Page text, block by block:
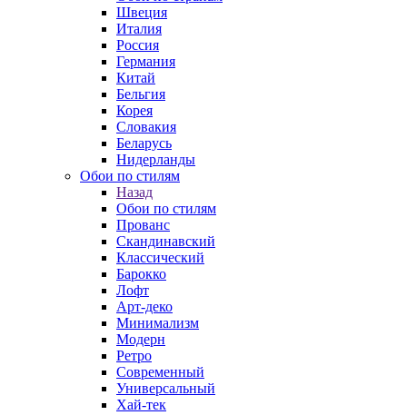
Швеция
Италия
Россия
Германия
Китай
Бельгия
Корея
Словакия
Беларусь
Нидерланды
Обои по стилям
Назад
Обои по стилям
Прованс
Скандинавский
Классический
Барокко
Лофт
Арт-деко
Минимализм
Модерн
Ретро
Современный
Универсальный
Хай-тек